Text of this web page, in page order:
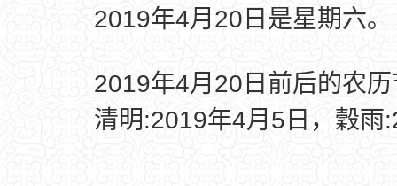
2019年4月20日是星期六。
2019年4月20日前后的农
清明:2019年4月5日，穀雨